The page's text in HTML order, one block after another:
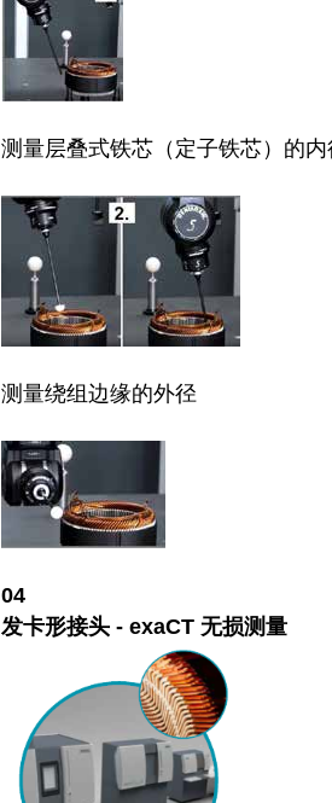
测量层叠式铁芯（定子铁芯）的内
测量绕组边缘的外径
04
发卡形接头 - exaCT 无损测量